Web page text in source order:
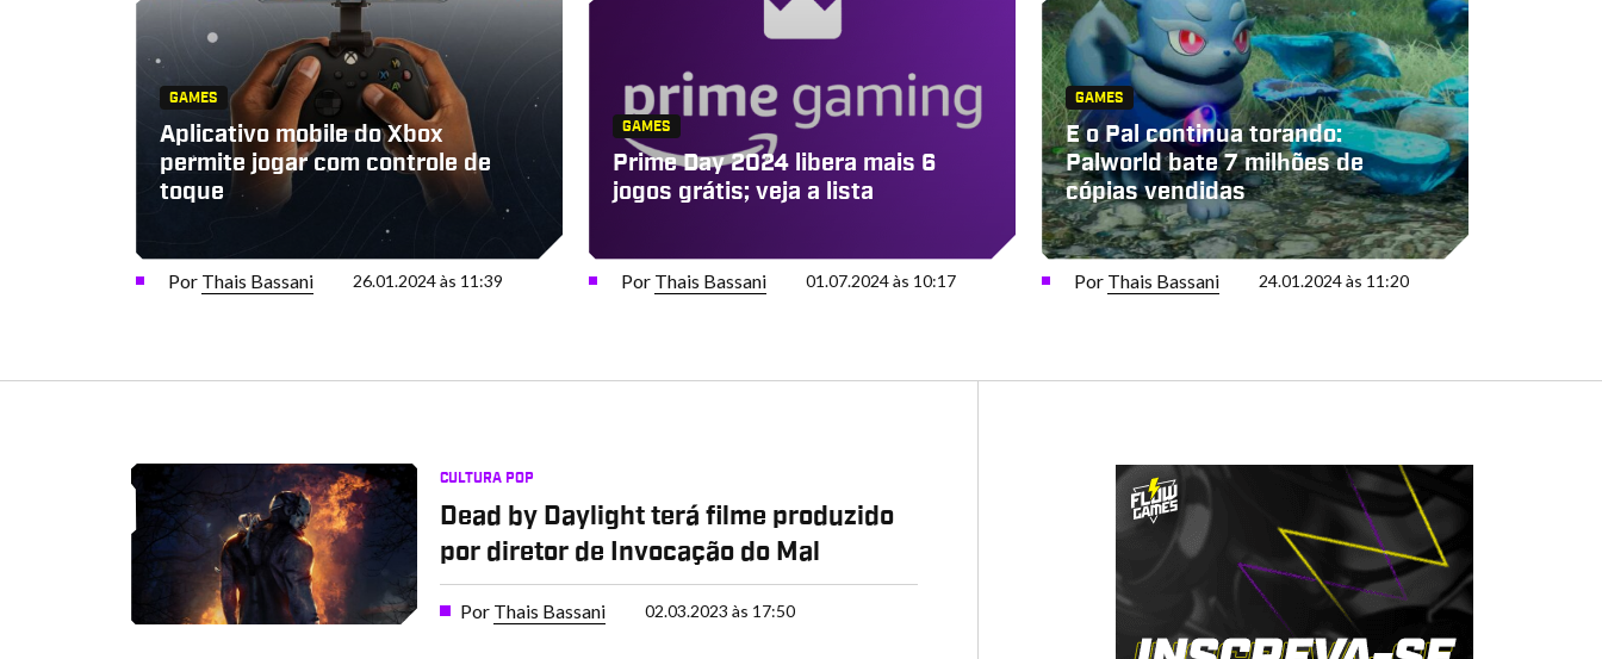
GAMES
Aplicativo mobile do Xbox
permite jogar com controle de
toque
Por Thais Bassani 26.01.2024 às 11:39
GAMES
Prime Day 2024 libera mais 6
jogos grátis; veja a lista
Por Thais Bassani 01.07.2024 às 10:17
GAMES
E o Pal continua torando:
Palworld bate 7 milhões de
cópias vendidas
Por Thais Bassani 24.01.2024 às 11:20
CULTURA POP
Dead by Daylight terá filme produzido
por diretor de Invocação do Mal
Por Thais Bassani 02.03.2023 às 17:50